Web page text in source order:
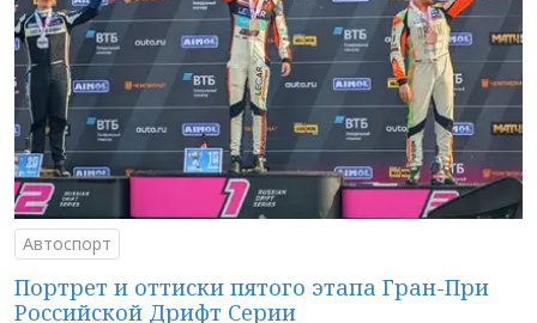
Автоспорт
Портрет и оттиски пятого этапа Гран-При
Российской Дрифт Серии